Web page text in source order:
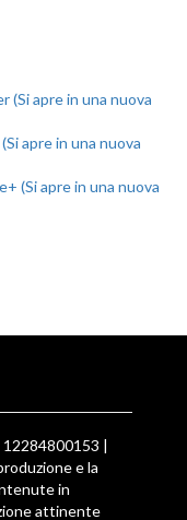
(Si apre in una nuova
apre in una nuova
(Si apre in una nuova
12284800153 |
e la
in
attinente